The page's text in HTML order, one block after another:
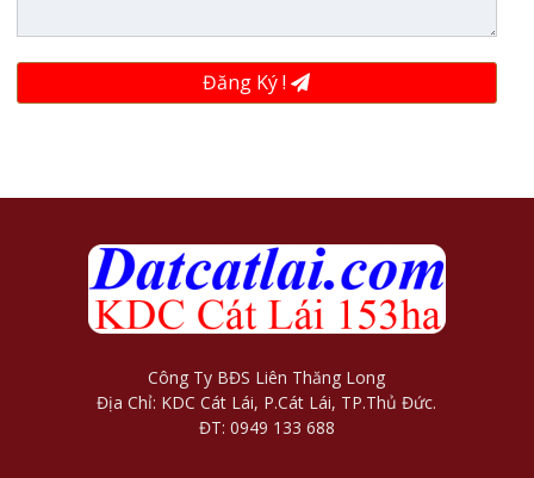
Đăng Ký !
Công Ty BĐS Liên Thăng Long
Địa Chỉ: KDC Cát Lái, P.Cát Lái, TP.Thủ Đức.
ĐT: 0949 133 688